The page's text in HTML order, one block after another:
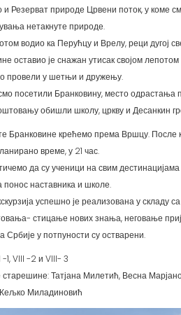
Резерват природе Црвени поток, у коме
нетакнуте природе.
водио ка Перућцу и Врелу, реци дугој
оставио је снажан утисак својом
провели у шетњи и дружењу.
посетили Бранковину, место
обишли школу, цркву и Десанкин
Бранковине крећемо према Вршцу. После
време, у 21 час.
да су ученици на свим
наставника и школе.
успешно је реализована у складу
стицање нових знања, неговање
Србије у потпуности су остварени.
1, VIII -2 и VIII- 3
Татјана Милетић, Весна
Миладиновић